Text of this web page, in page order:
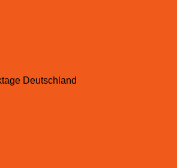
Deutschland